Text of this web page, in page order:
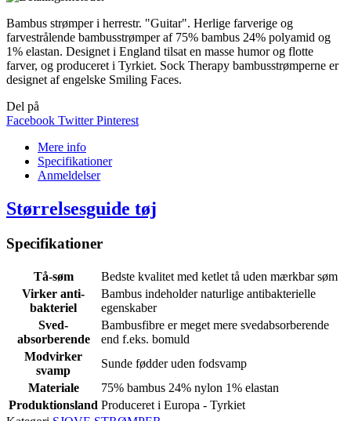
Bambus strømper i herrestr. "Guitar". Herlige farverige og
farvestrålende bambusstrømper af 75% bambus 24% polyamid og
1% elastan. Designet i England tilsat en masse humor og flotte
farver, og produceret i Tyrkiet. Sock Therapy bambusstrømperne er
designet af engelske Smiling Faces.
Del på
Facebook Twitter Pinterest
Mere info
Specifikationer
Anmeldelser
Størrelsesguide tøj
Specifikationer
Tå-søm
Bedste kvalitet med ketlet tå uden mærkbar søm
Virker anti-
bakteriel
Bambus indeholder naturlige antibakterielle
egenskaber
Sved-
absorberende
Bambusfibre er meget mere svedabsorberende
end f.eks. bomuld
Modvirker
svamp
Sunde fødder uden fodsvamp
Materiale
75% bambus 24% nylon 1% elastan
Produktionsland Produceret i Europa - Tyrkiet